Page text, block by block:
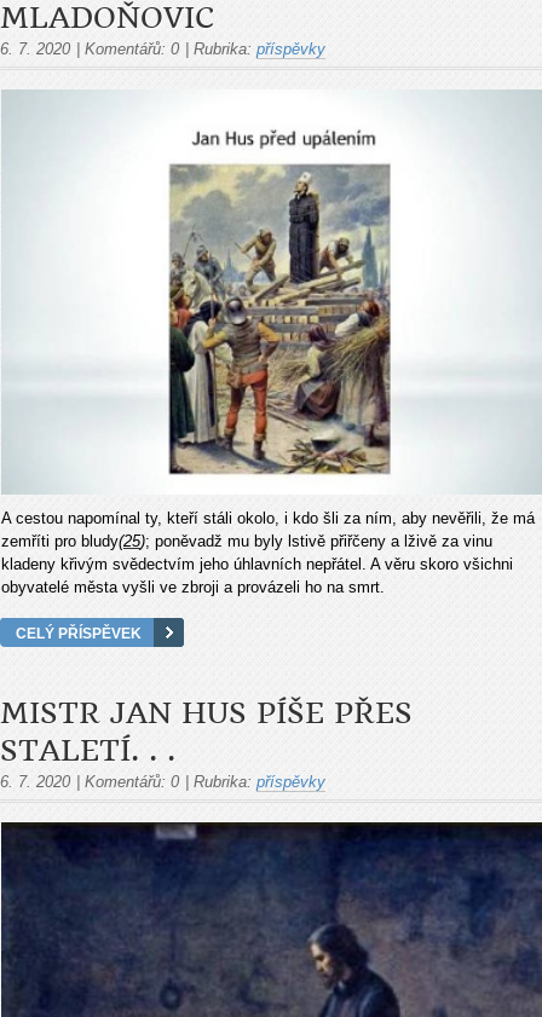
MLADOŇOVIC
6. 7. 2020 Komentářů: 0 Rubrika: příspěvky
A cestou napomínal ty, kteří stáli okolo, i kdo šli za ním, aby nevěřili, že má
zemříti pro bludy(25); poněvadž mu byly lstivě přiřčeny a lživě za vinu
kladeny křivým svědectvím jeho úhlavních nepřátel. A věru skoro všichni
obyvatelé města vyšli ve zbroji a provázeli ho na smrt.
CELÝ PŘÍSPĚVEK
MISTR JAN HUS PÍŠE PŘES
STALETÍ. . .
6. 7. 2020 Komentářů: 0 Rubrika: příspěvky